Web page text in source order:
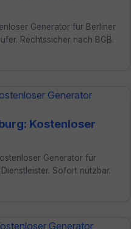
Generator für Berliner
Rechtssicher nach BGB.
Kostenloser
Generator für
Sofort nutzbar.